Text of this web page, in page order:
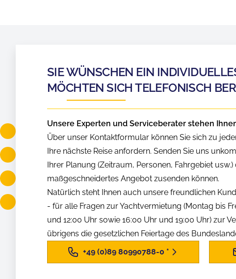
SIE WÜNSCHEN EIN
MÖCHTEN SICH TELEFONISCH
Unsere Experten und Serviceberater stehen
Über unser Kontaktformular können Sie sich zu
Ihre nächste Reise anfordern. Senden Sie uns
Ihrer Planung (Zeitraum, Personen, Fahrgebiet
maßgeschneidertes Angebot zusenden können.
Natürlich steht Ihnen auch unsere freundlichen
- für alle Fragen zur Yachtvermietung (Montag bis
und 12:00 Uhr sowie 16:00 Uhr und 19:00 Uhr) zur
übrigens die gesetzlichen Feiertage des
+49 (0)89 80990788-0 *